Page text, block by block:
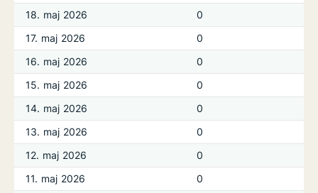
18. maj 2026
0
17. maj 2026
0
16. maj 2026
0
15. maj 2026
0
14. maj 2026
0
13. maj 2026
0
12. maj 2026
0
11. maj 2026
0